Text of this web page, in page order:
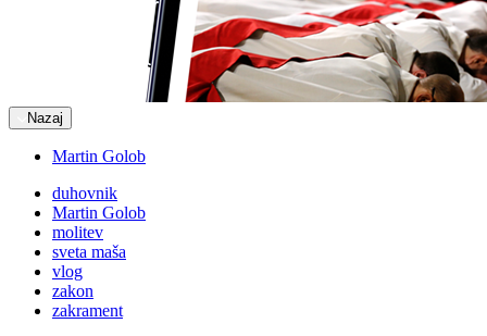
Nazaj
Martin Golob
duhovnik
Martin Golob
molitev
sveta maša
vlog
zakon
zakrament